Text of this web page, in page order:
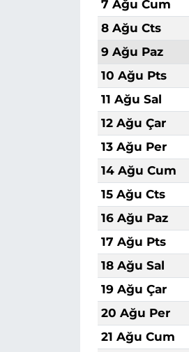
7 Ağu Cum
8 Ağu Cts
9 Ağu Paz
10 Ağu Pts
11 Ağu Sal
12 Ağu Çar
13 Ağu Per
14 Ağu Cum
15 Ağu Cts
16 Ağu Paz
17 Ağu Pts
18 Ağu Sal
19 Ağu Çar
20 Ağu Per
21 Ağu Cum